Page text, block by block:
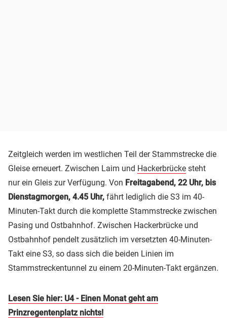
Zeitgleich werden im westlichen Teil der Stammstrecke die
Gleise erneuert. Zwischen Laim und Hackerbrücke steht
nur ein Gleis zur Verfügung. Von Freitagabend, 22 Uhr, bis
Dienstagmorgen, 4.45 Uhr, fährt lediglich die S3 im 40-
Minuten-Takt durch die komplette Stammstrecke zwischen
Pasing und Ostbahnhof. Zwischen Hackerbrücke und
Ostbahnhof pendelt zusätzlich im versetzten 40-Minuten-
Takt eine S3, so dass sich die beiden Linien im
Stammstreckentunnel zu einem 20-Minuten-Takt ergänzen.
Lesen Sie hier: U4 - Einen Monat geht am
Prinzregentenplatz nichts!